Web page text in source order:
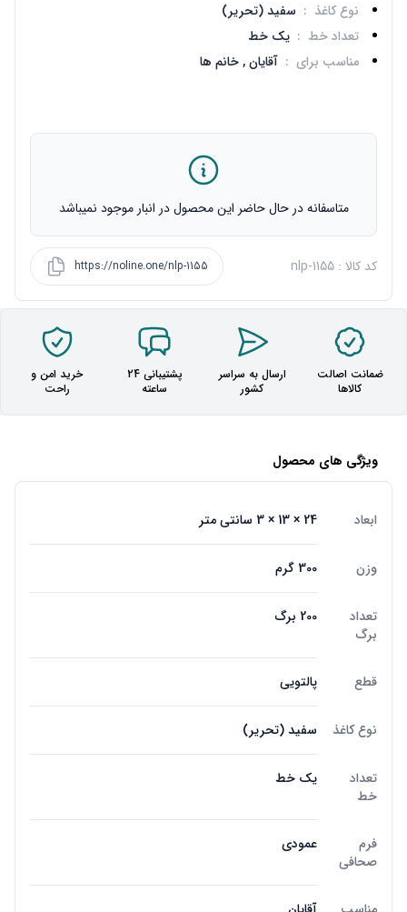
نوع کاغذ : سفید (تحریر)
تعداد خط : یک خط
مناسب برای : آقایان ,خانم ها
متاسفانه در حال حاضر این محصول در انبار موجود نمیباشد
کد کالا : nlp-1155 https://noline.one/nlp-1155
ضمانت اصالت
کالاها
ارسال به سراسر
کشور
پشتیبانی 24
ساعته
خرید امن و
راحت
ویژگی های محصول
ابعاد 24 × 13 × 3 سانتی متر
وزن 300 گرم
تعداد
برگ
200 برگ
قطع پالتویی
نوع کاغذ سفید (تحریر)
تعداد
خط
یک خط
فرم
صحافی
عمودی